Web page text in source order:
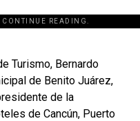
READING.
Turismo, Bernardo
de Benito Juárez,
de la
de Cancún, Puerto